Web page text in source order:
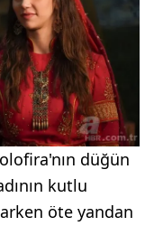
düğün
kutlu
öte yandan